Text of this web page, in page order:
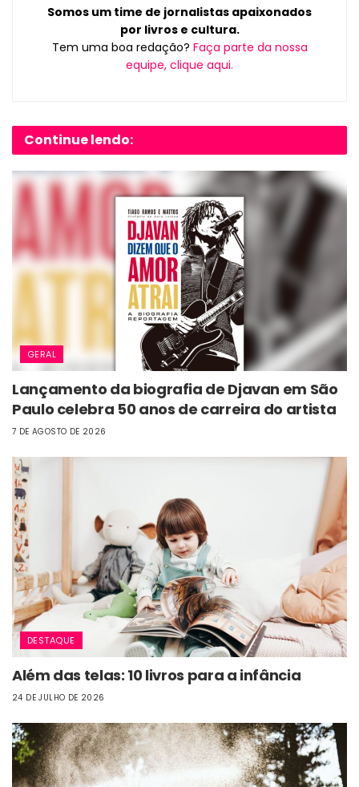
Somos um time de jornalistas apaixonados
por livros e cultura.
Tem uma boa redação? Faça parte da nossa
equipe, clique aqui.
Continue lendo:
GERAL
Lançamento da biografia de Djavan em São
Paulo celebra 50 anos de carreira do artista
7 DE AGOSTO DE 2026
DESTAQUE
Além das telas: 10 livros para a infância
24 DE JULHO DE 2026